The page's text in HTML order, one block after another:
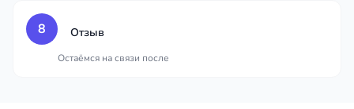
8 Отзыв
Остаёмся на связи после